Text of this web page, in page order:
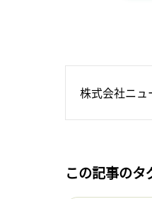
株式会社ニュ
この記事のタ